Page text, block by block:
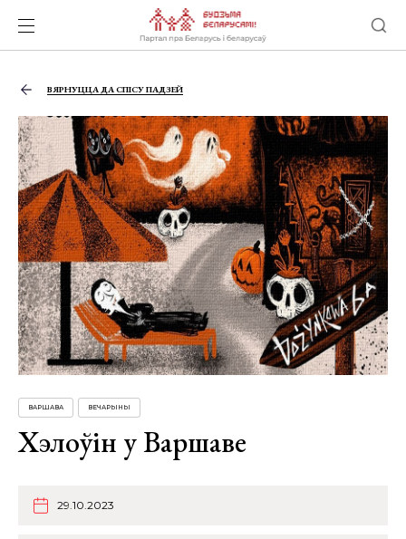
ВЯРНУЦЦА ДА СПІСУ ПАДЗЕЙ
ВАРШАВА ВЕЧАРЫНЫ
Хэлоўін у Варшаве
29.10.2023